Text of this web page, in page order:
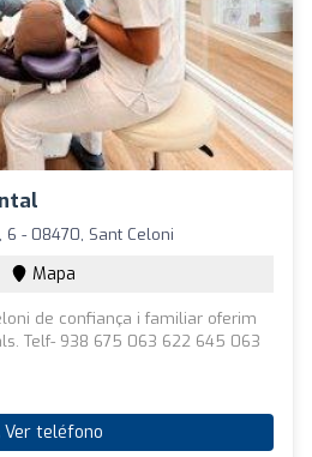
6 - 08470, Sant Celoni
Mapa
de confiança i familiar oferim
Telf- 938 675 063 622 645 063
Ver teléfono